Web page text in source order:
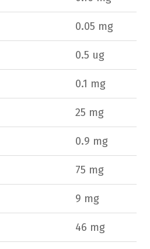
0.05 mg
0.5 ug
0.1 mg
25 mg
0.9 mg
75 mg
9 mg
46 mg